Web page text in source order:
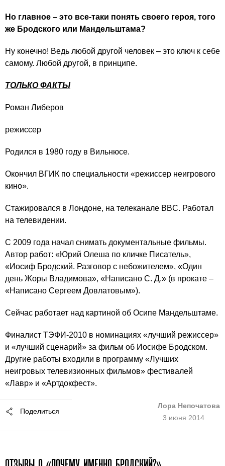
Но главное – это все-таки понять своего героя, того
же Бродского или Мандельштама?
Ну конечно! Ведь любой другой человек – это ключ к себе
самому. Любой другой, в принципе.
ТОЛЬКО ФАКТЫ
Роман Либеров
режиссер
Родился в 1980 году в Вильнюсе.
Окончил ВГИК по специальности «режиссер неигрового
кино».
Стажировался в Лондоне, на телеканале BBC. Работал
на телевидении.
С 2009 года начал снимать документальные фильмы.
Автор работ: «Юрий Олеша по кличке Писатель»,
«Иосиф Бродский. Разговор с небожителем», «Один
день Жоры Владимова», «Написано С. Д.» (в прокате –
«Написано Сергеем Довлатовым»).
Сейчас работает над картиной об Осипе Мандельштаме.
Финалист ТЭФИ-2010 в номинациях «лучший режиссер»
и «лучший сценарий» за фильм об Иосифе Бродском.
Другие работы входили в программу «Лучших
неигровых телевизионных фильмов» фестивалей
«Лавр» и «Артдокфест».
Поделиться
Лора Непочатова
3 июня 2014